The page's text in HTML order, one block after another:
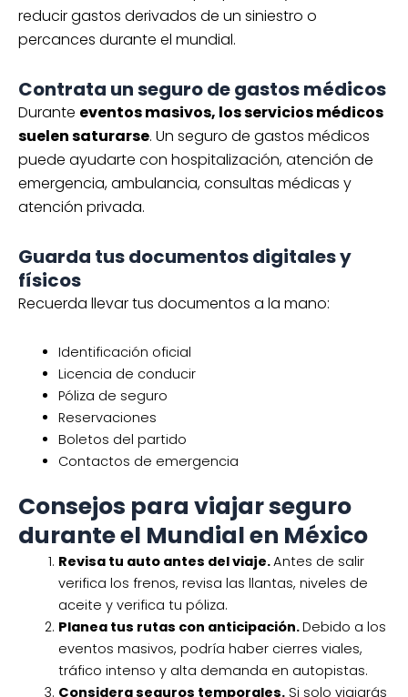
emergencia, ambulancia, consultas médicas y
atención privada.
Guarda tus documentos digitales y
físicos
Recuerda llevar tus documentos a la mano:
Identificación oficial
Licencia de conducir
Reservaciones
Boletos del partido
Contactos de emergencia
durante el Mundial en México
Revisa tu auto antes del viaje.
verifica los frenos, revisa las llantas, niveles de
aceite y verifica tu póliza.
Planea tus rutas con anticipación.
tráfico intenso y alta demanda en autopistas.
Considera seguros temporales.
Si solo viajarás
unos días, algunas aseguradoras ofrecen
seguros temporales, cobertura por viaje,
protección por días y asistencia médica
turísticas.